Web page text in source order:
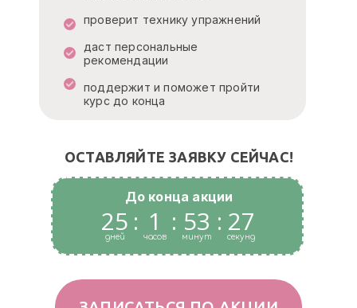
проверит технику упражнений
даст персональные
рекомендации
поддержит и поможет пройти
курс до конца
ОСТАВЛЯЙТЕ ЗАЯВКУ СЕЙЧАС!
До конца акции
25
дней : 1
часов : 53
минут : 26
секунд